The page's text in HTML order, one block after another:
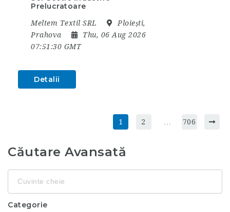
Prelucratoare
Meltem Textil SRL
Ploiești,
Prahova
Thu, 06 Aug 2026
07:51:30 GMT
Detalii
1 2 706
Căutare Avansată
cheie
Categorie